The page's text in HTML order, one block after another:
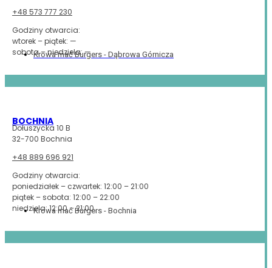
+48 573 777 230
Godziny otwarcia:
wtorek – piątek: —
sobota – niedziela: —
Krowa mać Burgers - Dąbrowa Górnicza
BOCHNIA
Dołuszycka 10 B
32-700 Bochnia
+48 889 696 921
Godziny otwarcia:
poniedziałek – czwartek: 12:00 – 21:00
piątek – sobota: 12:00 – 22:00
niedziela: 12:00 – 21:00
Krowa mać Burgers - Bochnia